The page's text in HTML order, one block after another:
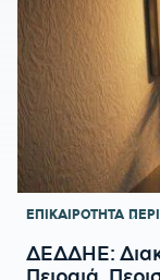
ΕΠΙΚΑΙΡΟΤΗΤΑ
ΔΕΔΔΗΕ: